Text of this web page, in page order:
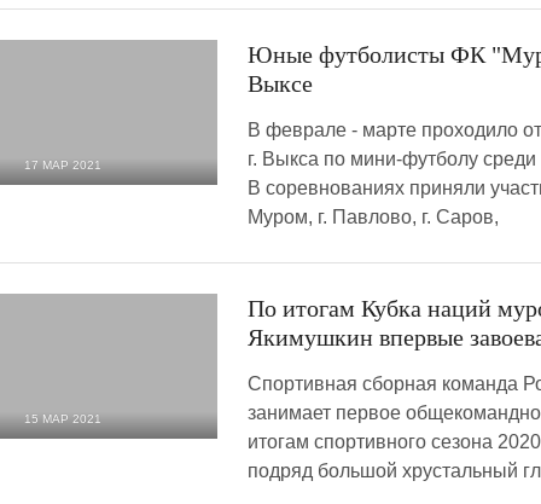
17 МАР 2021
Юные футболисты ФК
Выксе
В феврале - марте проходило
г. Выкса по мини-футболу среди
В соревнованиях приняли
Муром, г. Павлово, г. Саров,
15 МАР 2021
По итогам Кубка наций
Якимушкин впервые
Спортивная сборная команда
занимает первое
итогам спортивного сезона
подряд большой хрустальный